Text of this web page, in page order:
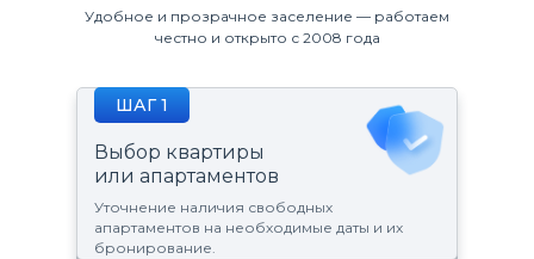
Удобное и прозрачное заселение — работаем
честно и открыто с 2008 года
Выбор квартиры
или апартаментов
Уточнение наличия свободных
апартаментов на необходимые даты и их
бронирование.
ШАГ 1